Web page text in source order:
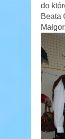
do
Beata